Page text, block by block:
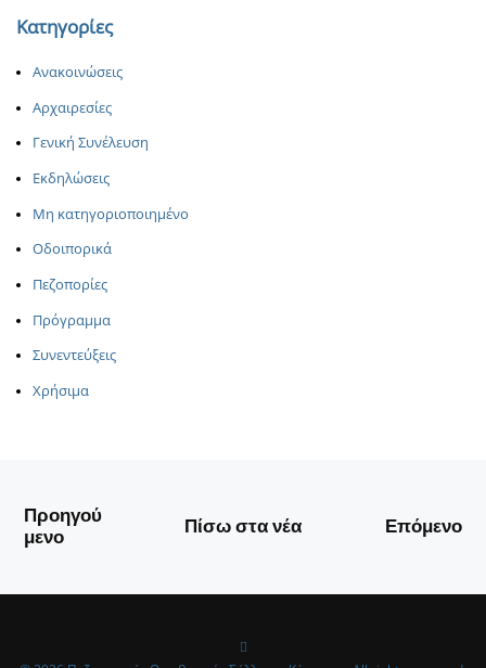
Κατηγορίες
Ανακοινώσεις
Αρχαιρεσίες
Γενική Συνέλευση
Εκδηλώσεις
Μη κατηγοριοποιημένο
Οδοιπορικά
Πεζοπορίες
Πρόγραμμα
Συνεντεύξεις
Χρήσιμα
Προηγού
μενο
Πίσω στα νέα Επόμενο